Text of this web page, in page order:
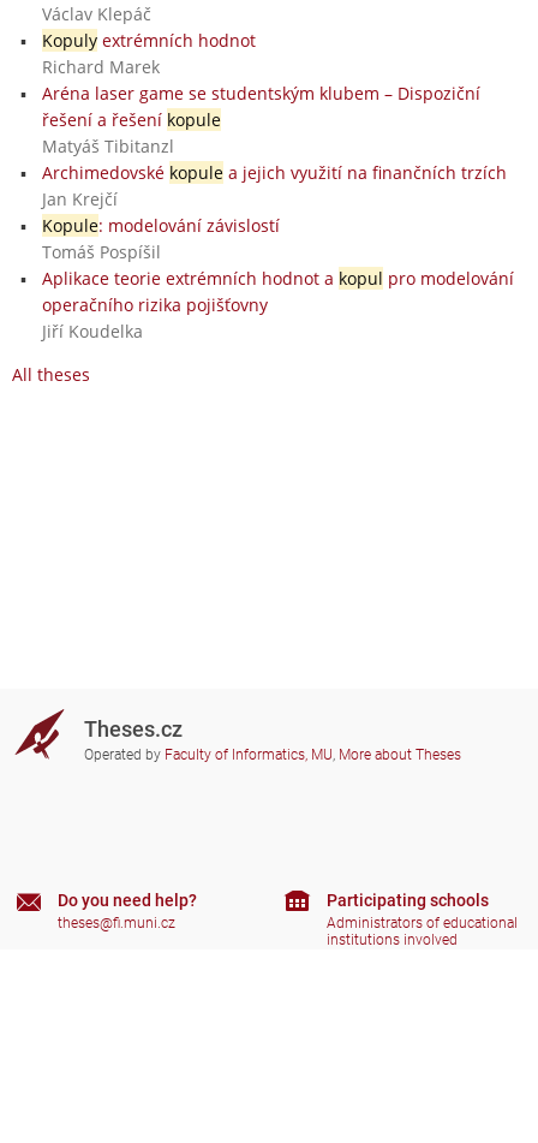
Václav Klepáč
Kopulyextrémních hodnot
Richard Marek
Aréna laser game se studentským klubem – Dispoziční
řešení a řešení kopule
Matyáš Tibitanzl
Archimedovské kopulea jejich využití na finančních trzích
Jan Krejčí
Kopule: modelování závislostí
Tomáš Pospíšil
Aplikace teorie extrémních hodnot a kopul pro modelování
operačního rizika pojišťovny
Jiří Koudelka
All theses
Theses.cz
Operated by Faculty of Informatics, MU, More about Theses
Do you need help?
theses@fi.muni.cz
Participating schools
Administrators of educational
institutions involved